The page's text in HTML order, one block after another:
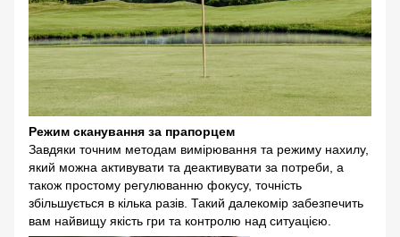
Режим сканування за прапорцем
Завдяки точним методам вимірювання та режиму нахилу,
який можна активувати та деактивувати за потреби, а
також простому регулюванню фокусу, точність
збільшується в кілька разів. Такий далекомір забезпечить
вам найвищу якість гри та контролю над ситуацією.